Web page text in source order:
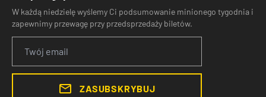
W każdą niedzielę wyślemy Ci podsumowanie minionego tygodnia i
zapewnimy przewagę przy przedsprzedaży biletów.
ZASUBSKRYBUJ